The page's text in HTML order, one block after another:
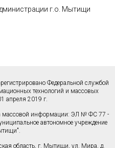
г.о. Мытищи
Федеральной службой
технологий и массовых
апреля 2019 г.
массовой информации: ЭЛ № ФС 77 -
автономное учреждение
область, г. Мытищи, ул. Мира, д.